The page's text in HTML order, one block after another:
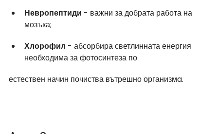
Невропептиди - важни за добрата работа на
мозъка;
Хлорофил - абсорбира светлинната енергия
необходима за фотосинтеза по
естествен начин почиства вътрешно организмa.